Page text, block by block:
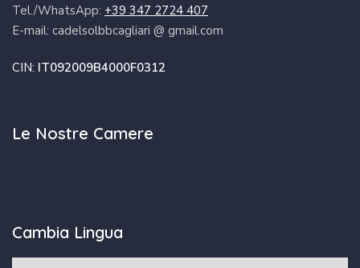
Tel./WhatsApp: +39 347 2724 407
E-mail: cadelsolbbcagliari @ gmail.com
CIN: IT092009B4000F0312
Le Nostre Camere
Cambia Lingua